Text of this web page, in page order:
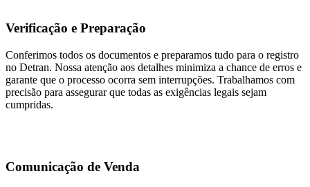
Verificação e Preparação
Conferimos todos os documentos e preparamos tudo para o registro
no Detran. Nossa atenção aos detalhes minimiza a chance de erros e
garante que o processo ocorra sem interrupções. Trabalhamos com
precisão para assegurar que todas as exigências legais sejam
cumpridas.
Comunicação de Venda